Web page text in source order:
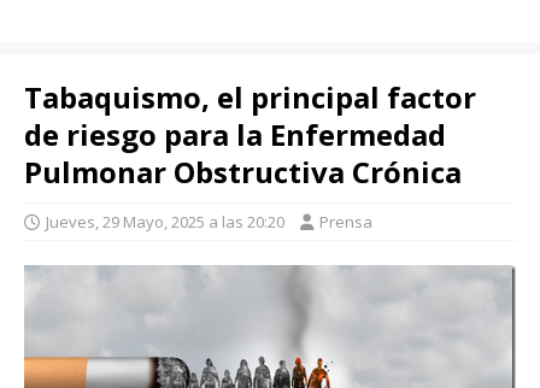
Tabaquismo, el principal factor
de riesgo para la Enfermedad
Pulmonar Obstructiva Crónica
Jueves, 29 Mayo, 2025 a las 20:20 Prensa